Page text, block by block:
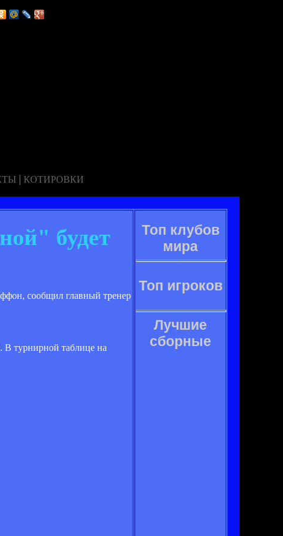
| КОТИРОВКИ
будет
сообщил главный тренер
В турнирной таблице на
Топ клубов
мира
Топ игроков
Лучшие
сборные